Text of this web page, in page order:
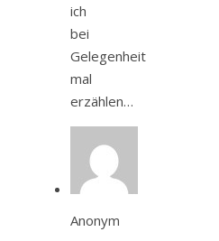
ich
bei
Gelegenheit
mal
erzählen…
Anonym